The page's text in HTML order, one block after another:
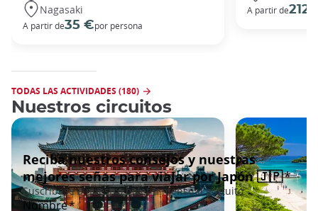
Nagasaki
A partir de35 €por persona
A partir de212
TODAS LAS ACTIVIDADES (180)
Nuestros circuitos